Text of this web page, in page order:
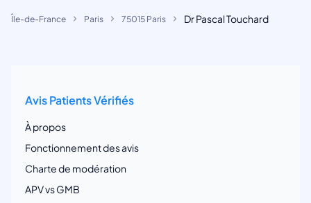
Île-de-France Paris 75015 Paris Dr Pascal Touchard
Avis Patients Vérifiés
À propos
Fonctionnement des avis
Charte de modération
APV vs GMB